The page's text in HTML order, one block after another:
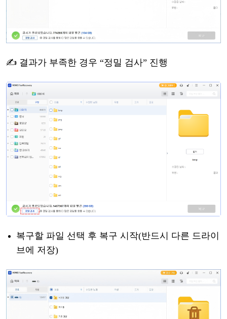
✍ 결과가 부족한 경우 “정밀 검사” 진행
복구할 파일 선택 후 복구 시작(반드시 다른 드라이
브에
저장)